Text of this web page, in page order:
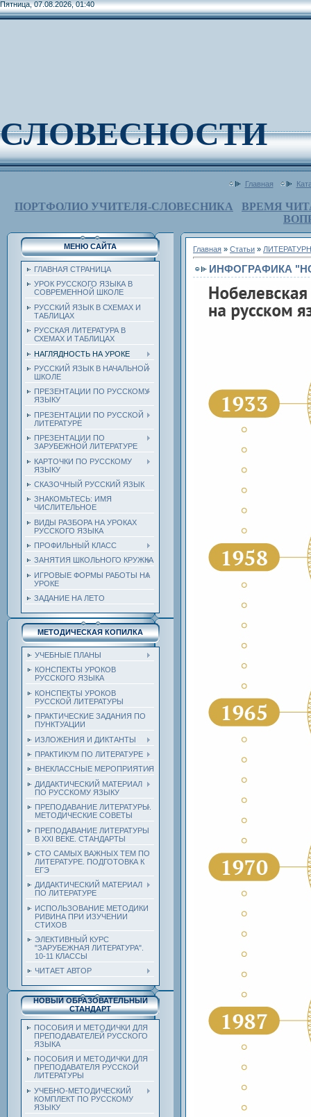
Пятница, 07.08.2026, 01:40
СЛОВЕСНОСТИ
Главная
ПОРТФОЛИО УЧИТЕЛЯ-СЛОВЕСНИКА
ВРЕМЯ
МЕНЮ САЙТА
ГЛАВНАЯ СТРАНИЦА
УРОК РУССКОГО ЯЗЫКА В
СОВРЕМЕННОЙ ШКОЛЕ
РУССКИЙ ЯЗЫК В СХЕМАХ И
ТАБЛИЦАХ
РУССКАЯ ЛИТЕРАТУРА В
СХЕМАХ И ТАБЛИЦАХ
НАГЛЯДНОСТЬ НА УРОКЕ
РУССКИЙ ЯЗЫК В НАЧАЛЬНОЙ
ШКОЛЕ
ПРЕЗЕНТАЦИИ ПО РУССКОМУ
ЯЗЫКУ
ПРЕЗЕНТАЦИИ ПО РУССКОЙ
ЛИТЕРАТУРЕ
ПРЕЗЕНТАЦИИ ПО
ЗАРУБЕЖНОЙ ЛИТЕРАТУРЕ
КАРТОЧКИ ПО РУССКОМУ
ЯЗЫКУ
СКАЗОЧНЫЙ РУССКИЙ ЯЗЫК
ЗНАКОМЬТЕСЬ: ИМЯ
ЧИСЛИТЕЛЬНОЕ
ВИДЫ РАЗБОРА НА УРОКАХ
РУССКОГО ЯЗЫКА
ПРОФИЛЬНЫЙ КЛАСС
ЗАНЯТИЯ ШКОЛЬНОГО КРУЖКА
ИГРОВЫЕ ФОРМЫ РАБОТЫ НА
УРОКЕ
ЗАДАНИЕ НА ЛЕТО
МЕТОДИЧЕСКАЯ КОПИЛКА
УЧЕБНЫЕ ПЛАНЫ
КОНСПЕКТЫ УРОКОВ
РУССКОГО ЯЗЫКА
КОНСПЕКТЫ УРОКОВ
РУССКОЙ ЛИТЕРАТУРЫ
ПРАКТИЧЕСКИЕ ЗАДАНИЯ ПО
ПУНКТУАЦИИ
ИЗЛОЖЕНИЯ И ДИКТАНТЫ
ПРАКТИКУМ ПО ЛИТЕРАТУРЕ
ВНЕКЛАССНЫЕ МЕРОПРИЯТИЯ
ДИДАКТИЧЕСКИЙ МАТЕРИАЛ
ПО РУССКОМУ ЯЗЫКУ
ПРЕПОДАВАНИЕ ЛИТЕРАТУРЫ.
МЕТОДИЧЕСКИЕ СОВЕТЫ
ПРЕПОДАВАНИЕ ЛИТЕРАТУРЫ
В XXI ВЕКЕ. СТАНДАРТЫ
СТО САМЫХ ВАЖНЫХ ТЕМ ПО
ЛИТЕРАТУРЕ. ПОДГОТОВКА К
ЕГЭ
ДИДАКТИЧЕСКИЙ МАТЕРИАЛ
ПО ЛИТЕРАТУРЕ
ИСПОЛЬЗОВАНИЕ МЕТОДИКИ
РИВИНА ПРИ ИЗУЧЕНИИ
СТИХОВ
ЭЛЕКТИВНЫЙ КУРС
"ЗАРУБЕЖНАЯ ЛИТЕРАТУРА".
10-11 КЛАССЫ
ЧИТАЕТ АВТОР
НОВЫЙ ОБРАЗОВАТЕЛЬНЫЙ
СТАНДАРТ
ПОСОБИЯ И МЕТОДИЧКИ ДЛЯ
ПРЕПОДАВАТЕЛЕЙ РУССКОГО
ЯЗЫКА
ПОСОБИЯ И МЕТОДИЧКИ ДЛЯ
ПРЕПОДАВАТЕЛЯ РУССКОЙ
ЛИТЕРАТУРЫ
УЧЕБНО-МЕТОДИЧЕСКИЙ
КОМПЛЕКТ ПО РУССКОМУ
ЯЗЫКУ
Главная » Статьи »
ИНФОГРАФИКА